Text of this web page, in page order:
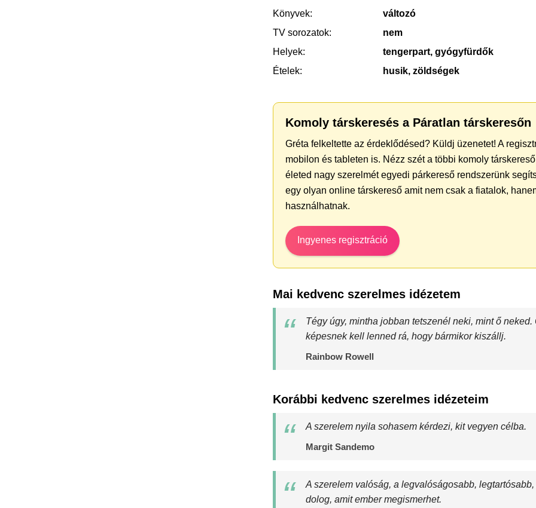
Könyvek:
változó
TV sorozatok:
nem
Helyek:
tengerpart, gyógyfürdők
Ételek:
husik, zöldségek
Komoly társkeresés a Páratlan társkeresőn
Gréta felkeltette az érdeklődésed? Küldj üzenetet! A
mobilon és tableten is. Nézz szét a többi komoly
életed nagy szerelmét egyedi párkereső rendszerünk
egy olyan online társkereső amit nem csak a fiatalok,
használhatnak.
Ingyenes regisztráció
Mai kedvenc szerelmes idézetem
Tégy úgy, mintha jobban tetszenél neki, mint ő
képesnek kell lenned rá, hogy bármikor kiszállj.
Rainbow Rowell
Korábbi kedvenc szerelmes idézeteim
A szerelem nyila sohasem kérdezi, kit vegyen célba.
Margit Sandemo
A szerelem valóság, a legvalóságosabb,
dolog, amit ember megismerhet.